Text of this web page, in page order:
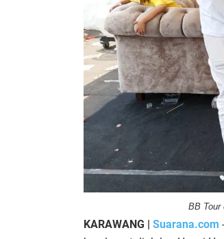
BB Tour
KARAWANG | Suarana.com